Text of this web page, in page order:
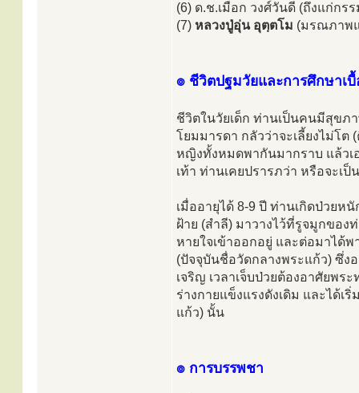
(6) ด.ช.เมือก วงศ์วันดี (ถึงแก่กรร
(7) หลวงปู่อุ่น อุตฺตโม (มรณภาพ
๏ ชีวิตปฐมวัยและการศึกษาเ
ชีวิตในวัยเด็ก ท่านเป็นคนมีสุขภ
โยมมารดา กลัวว่าจะเลี้ยงไม่โ
หญิงทั้งหมดพากันมากราบ แล้วเ
เท้า ท่านเคยปรารภว่า หรือจะเ
เมื่ออายุได้ 8-9 ปี ท่านเกิดป่วยห
ฝ้าย (สำลี) มาวางไว้ที่รูจมูกของ
หายใจเข้าออกอยู่ และต่อมาได้
(ปัจจุบันชื่อวัดกลางพระแก้ว) ซึ่
เจริญ เวลาเจ็บป่วยต้องอาศัยพ
ร่างกายแข็งแรงดังเดิม และได้
แก้ว) นั้น
๏ การบรรพชา